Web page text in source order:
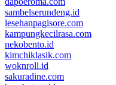
sambelserundeng.id
lesehanpagisore.com
kampungkecilrasa.com
nekobento.id
kimchiklasik.com
woknroll.id
sakuradine.com